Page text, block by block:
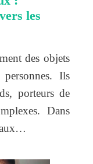
les
des objets
personnes. Ils
porteurs de
Dans